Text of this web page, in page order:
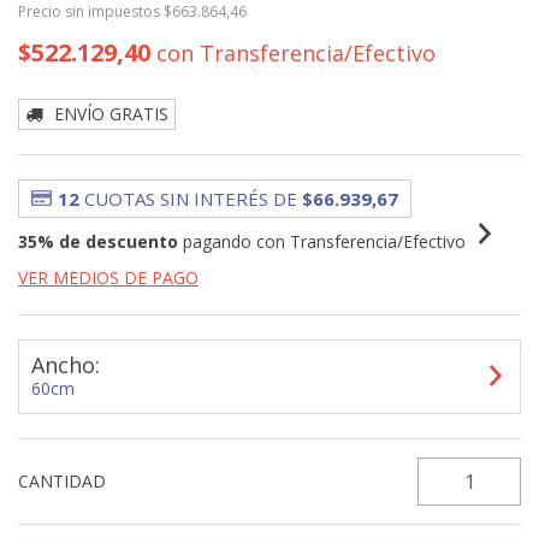
Precio sin impuestos $663.864,46
$522.129,40 con Transferencia/Efectivo
ENVÍO GRATIS
12 CUOTAS SIN INTERÉS DE $66.939,67
35% de descuento pagando con Transferencia/Efectivo
VER MEDIOS DE PAGO
Ancho:
60cm
CANTIDAD